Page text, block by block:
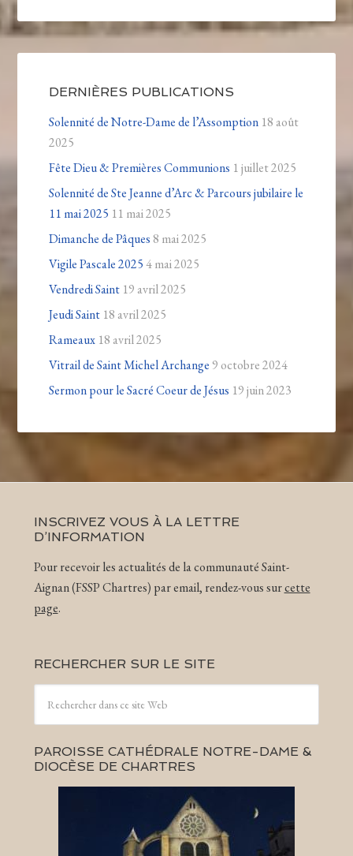
DERNIÈRES PUBLICATIONS
Solennité de Notre-Dame de l’Assomption 18 août
2025
Fête Dieu & Premières Communions 1 juillet 2025
Solennité de Ste Jeanne d’Arc & Parcours jubilaire le
11 mai 2025 11 mai 2025
Dimanche de Pâques 8 mai 2025
Vigile Pascale 2025 4 mai 2025
Vendredi Saint 19 avril 2025
Jeudi Saint 18 avril 2025
Rameaux 18 avril 2025
Vitrail de Saint Michel Archange 9 octobre 2024
Sermon pour le Sacré Coeur de Jésus 19 juin 2023
INSCRIVEZ VOUS À LA LETTRE
D’INFORMATION
Pour recevoir les actualités de la communauté Saint-
Aignan (FSSP Chartres) par email, rendez-vous surcette
page.
RECHERCHER SUR LE SITE
PAROISSE CATHÉDRALE NOTRE-DAME &
DIOCÈSE DE CHARTRES